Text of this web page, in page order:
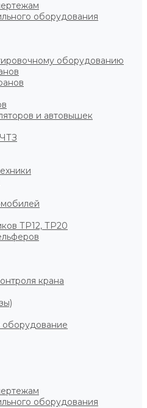
оборудования
оборудованию
и автовышек
ТР12, ТР20
крана
оборудования